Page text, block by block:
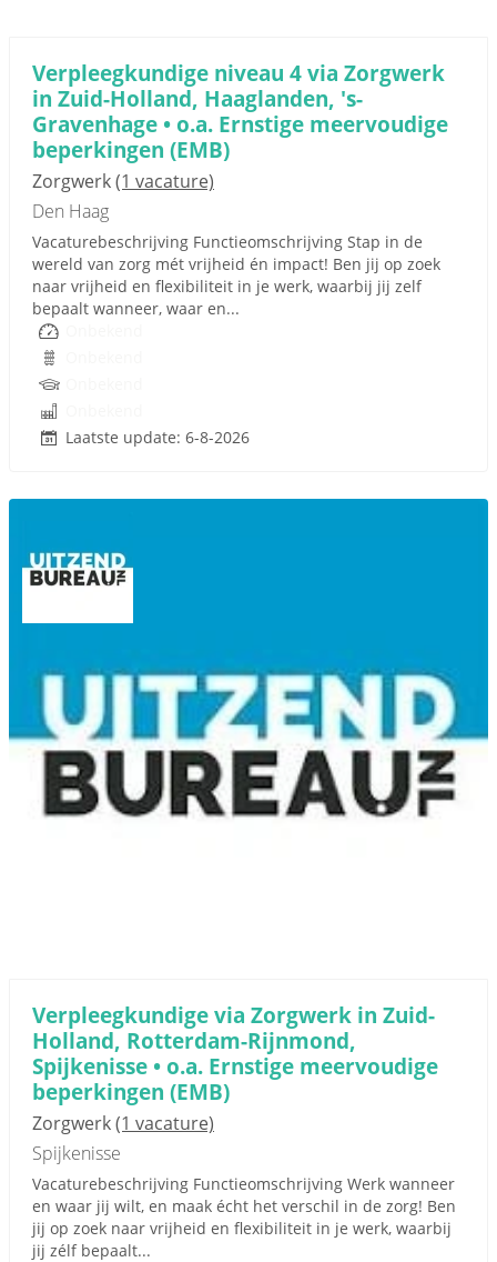
Verpleegkundige niveau 4 via Zorgwerk
in Zuid-Holland, Haaglanden, 's-
Gravenhage • o.a. Ernstige meervoudige
beperkingen (EMB)
Zorgwerk(1 vacature)
Den Haag
Vacaturebeschrijving Functieomschrijving Stap in de
wereld van zorg mét vrijheid én impact! Ben jij op zoek
naar vrijheid en flexibiliteit in je werk, waarbij jij zelf
bepaalt wanneer, waar en...
Laatste update: 6-8-2026
Verpleegkundige via Zorgwerk in Zuid-
Holland, Rotterdam-Rijnmond,
Spijkenisse • o.a. Ernstige meervoudige
beperkingen (EMB)
Zorgwerk(1 vacature)
Spijkenisse
Vacaturebeschrijving Functieomschrijving Werk wanneer
en waar jij wilt, en maak écht het verschil in de zorg! Ben
jij op zoek naar vrijheid en flexibiliteit in je werk, waarbij
jij zélf bepaalt...